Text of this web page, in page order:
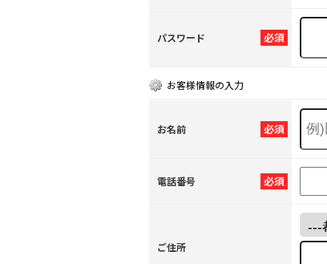
必須
パスワード
お客様情報の入力
必須
お名前
必須
電話番号
ご住所